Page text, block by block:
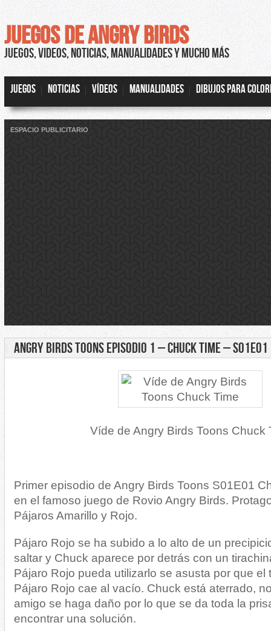
JUEGOS DE ANGRY BIRDS
JUEGOS, VIDEOS, NOTICIAS, MANUALIDADES Y MUCHO MÁS
JUEGOS NOTICIAS VÍDEOS MANUALIDADES DIBUJOS PARA
ESPACIO PUBLICITARIO
ANGRY BIRDS TOONS EPISODIO 1 – CHUCK TIME – S01E01
Víde de Angry Birds Toons Chuck
Primer episodio de Angry Birds Toons S01E01
en el famoso juego de Rovio Angry Birds.
Pájaros Amarillo y Rojo.
Pájaro Rojo se ha subido a lo alto de un
saltar y Chuck aparece por detrás con un
Pájaro Rojo pueda utilizarlo se asusta por que el
Pájaro Rojo cae al vacío. Chuck está aterrado,
amigo se haga daño por lo que se da toda la
encontrar una solución.